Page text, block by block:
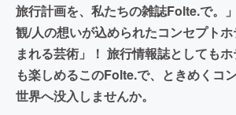
旅行計画を、私たちの雑誌Folte.で。
観/人の想いが込められたコンセプト
まれる芸術」！ 旅行情報誌としても
も楽しめるこのFolte.で、ときめくコ
世界へ没入しませんか。